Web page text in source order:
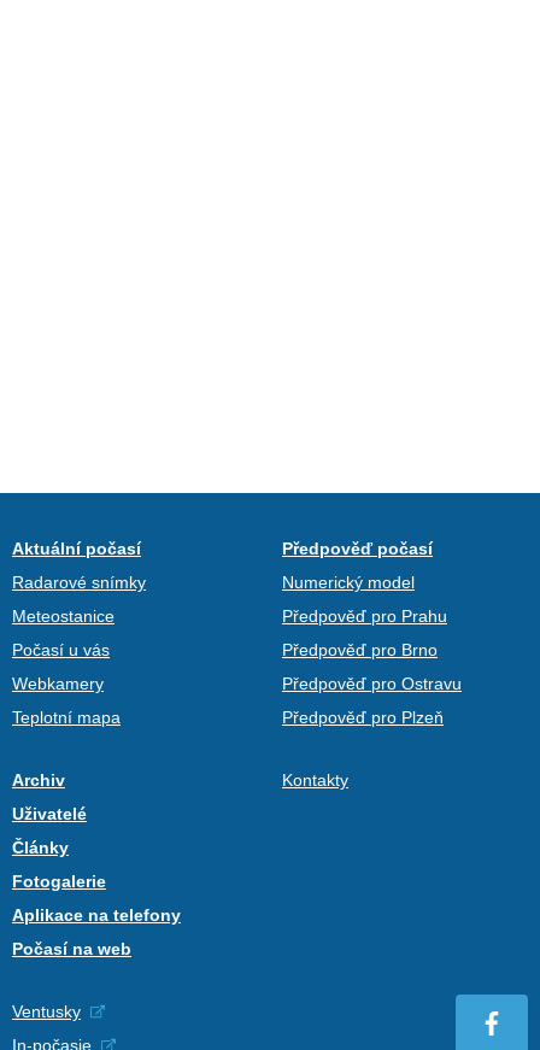
Aktuální počasí
Radarové snímky
Meteostanice
Počasí u vás
Webkamery
Teplotní mapa
Předpověď počasí
Numerický model
Předpověď pro Prahu
Předpověď pro Brno
Předpověď pro Ostravu
Předpověď pro Plzeň
Archiv
Uživatelé
Články
Fotogalerie
Aplikace na telefony
Počasí na web
Kontakty
Ventusky
In-počasie